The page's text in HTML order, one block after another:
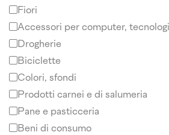
Fiori
Accessori per computer,
Drogherie
Biciclette
Colori, sfondi
Prodotti carnei e di salumeria
Pane e pasticceria
Beni di consumo